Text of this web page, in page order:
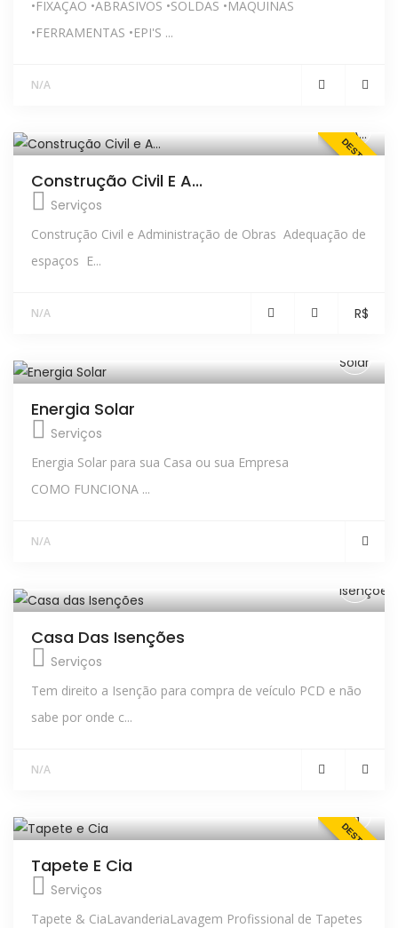
•FIXAÇÃO •ABRASIVOS •SOLDAS •MAQUINAS
•FERRAMENTAS •EPI'S ...
N/A
DESTAQUE
Construção Civil E A...
Serviços
Construção Civil e Administração de Obras Adequação de
espaços E...
N/A R$
Energia Solar
Serviços
Energia Solar para sua Casa ou sua Empresa
COMO FUNCIONA ...
N/A
Casa Das Isenções
Serviços
Tem direito a Isenção para compra de veículo PCD e não
sabe por onde c...
N/A
DESTAQUE
Tapete E Cia
Serviços
Tapete & CiaLavanderiaLavagem Profissional de Tapetes